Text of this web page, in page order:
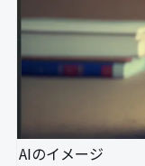
AIのイメージ